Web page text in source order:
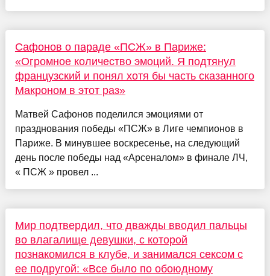
Сафонов о параде «ПСЖ» в Париже:
«Огромное количество эмоций. Я подтянул
французский и понял хотя бы часть сказанного
Макроном в этот раз»
Матвей Сафонов поделился эмоциями от
празднования победы «ПСЖ» в Лиге чемпионов в
Париже. В минувшее воскресенье, на следующий
день после победы над «Арсеналом» в финале ЛЧ,
« ПСЖ » провел ...
Мир подтвердил, что дважды вводил пальцы
во влагалище девушки, с которой
познакомился в клубе, и занимался сексом с
ее подругой: «Все было по обоюдному